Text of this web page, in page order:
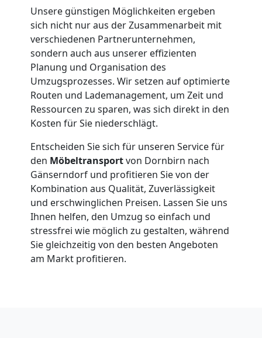
Unsere günstigen Möglichkeiten ergeben
sich nicht nur aus der Zusammenarbeit mit
verschiedenen Partnerunternehmen,
sondern auch aus unserer effizienten
Planung und Organisation des
Umzugsprozesses. Wir setzen auf optimierte
Routen und Lademanagement, um Zeit und
Ressourcen zu sparen, was sich direkt in den
Kosten für Sie niederschlägt.
Entscheiden Sie sich für unseren Service für
den Möbeltransportvon Dornbirn nach
Gänserndorf und profitieren Sie von der
Kombination aus Qualität, Zuverlässigkeit
und erschwinglichen Preisen. Lassen Sie uns
Ihnen helfen, den Umzug so einfach und
stressfrei wie möglich zu gestalten, während
Sie gleichzeitig von den besten Angeboten
am Markt profitieren.
für
Senioren
Dornbirn
Fernumzug
Dornbirn
Firmenumzug
Dornbirn